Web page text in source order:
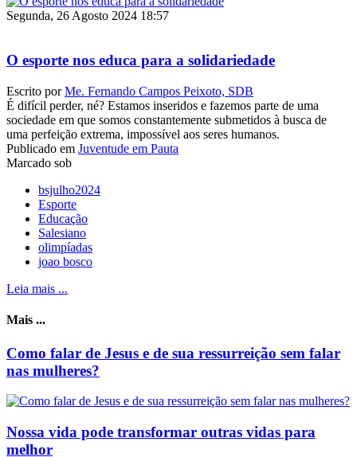
Segunda, 26 Agosto 2024 18:57
O esporte nos educa para a solidariedade
Escrito porMe. Fernando Campos Peixoto, SDB
É difícil perder, né? Estamos inseridos e fazemos parte de uma
sociedade em que somos constantemente submetidos à busca de
uma perfeição extrema, impossível aos seres humanos.
Publicado em Juventude em Pauta
Marcado sob
bsjulho2024
Esporte
Educação
Salesiano
olimpíadas
joao bosco
Leia mais ...
Mais ...
Como falar de Jesus e de sua ressurreição sem falar
nas mulheres?
Nossa vida pode transformar outras vidas para
melhor